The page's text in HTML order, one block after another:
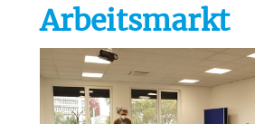
Arbeitsmarkt